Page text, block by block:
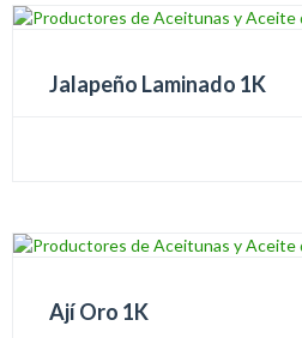
Jalapeño Laminado 1K
Ají Oro 1K